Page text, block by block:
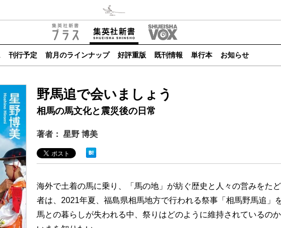
刊行予定 前月のラインナップ 好評重版 既刊情報 単行本 お知らせ
野馬追で会いましょう
相馬の馬文化と震災後の日常
著者： 星野 博美
海外で土着の馬に乗り、「馬の地」が紡ぐ歴史と人々の営みをた
者は、2021年夏、福島県相馬地方で行われる祭事「相馬野馬追」
馬との暮らしが失われる中、祭りはどのように維持されているの